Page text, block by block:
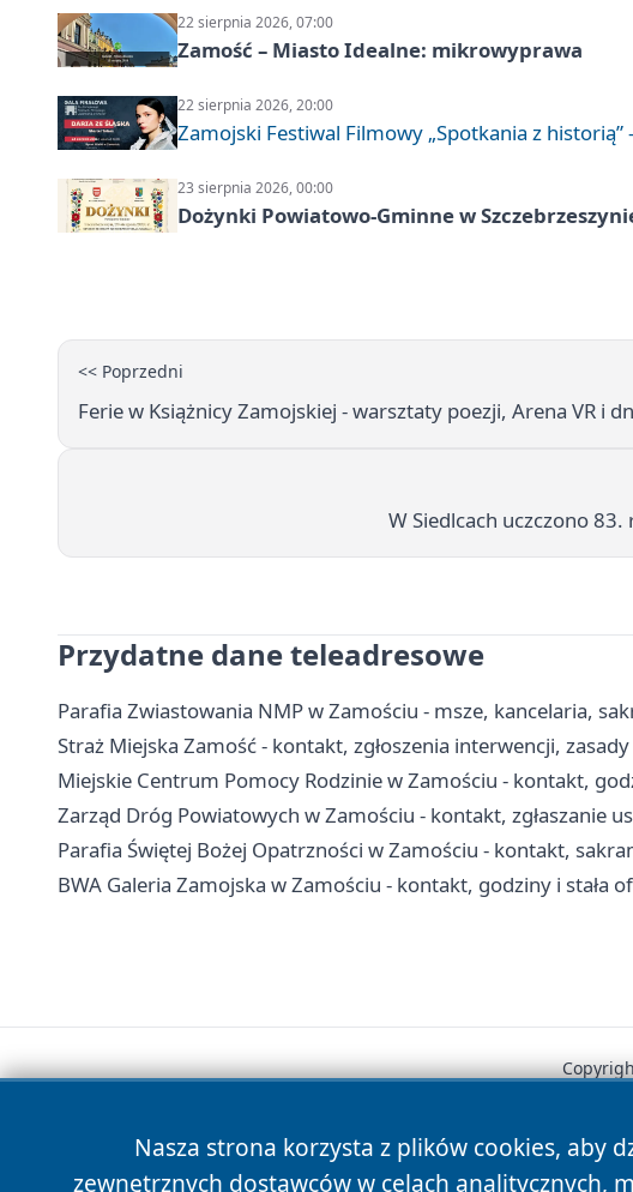
22 sierpnia 2026, 07:00
Zamość – Miasto Idealne: mikrowyprawa
22 sierpnia 2026, 20:00
Zamojski Festiwal Filmowy „Spotkania z historią”
23 sierpnia 2026, 00:00
Dożynki Powiatowo-Gminne w
<< Poprzedni
Ferie w Książnicy Zamojskiej - warsztaty poezji, Arena VR i
W Siedlcach uczczono
Przydatne dane teleadresowe
Parafia Zwiastowania NMP w Zamościu - msze, kancelaria,
Straż Miejska Zamość - kontakt, zgłoszenia interwencji,
Miejskie Centrum Pomocy Rodzinie w Zamościu - kontakt,
Zarząd Dróg Powiatowych w Zamościu - kontakt, zgłaszanie
Parafia Świętej Bożej Opatrzności w Zamościu - kontakt,
BWA Galeria Zamojska w Zamościu - kontakt, godziny i stała
Nasza strona korzysta z plików cookies, aby
zewnętrznych dostawców w celach analitycznych,
News